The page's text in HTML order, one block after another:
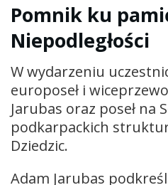
Pomnik ku
Niepodległości
W wydarzeniu
europoseł i
Jarubas oraz poseł na
podkarpackich
Dziedzic.
Adam Jarubas